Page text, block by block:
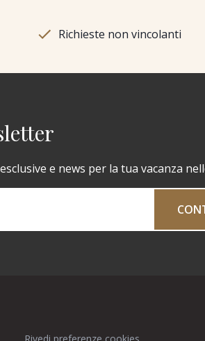
Richieste non vincolanti
e news per la tua vacanza